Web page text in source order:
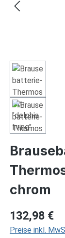
chrom
Regulärer Preis:
132,98 €
Preise inkl.